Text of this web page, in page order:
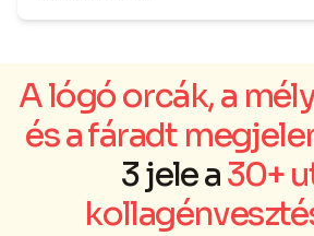
A lógó orcák, a
és a fáradt
3 jele a30+